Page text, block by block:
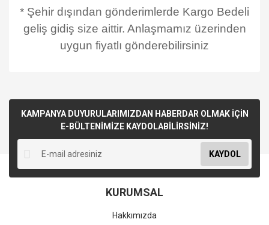
* Şehir dışından gönderimlerde Kargo Bedeli
geliş gidiş size aittir. Anlaşmamız üzerinden
uygun fiyatlı gönderebilirsiniz
KAMPANYA DUYURULARIMIZDAN HABERDAR OLMAK İÇİN
E-BÜLTENİMİZE KAYDOLABİLİRSİNİZ!
KAYDOL
KURUMSAL
Hakkımızda